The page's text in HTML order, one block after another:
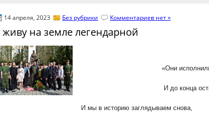
14 апреля, 2023 Без рубрики Комментариев нет »
на земле легендарной
«Они исполнили
И до конца остались
мы в историю заглядываем снова,